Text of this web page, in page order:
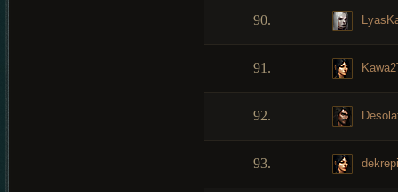
90.
91.
92.
93.